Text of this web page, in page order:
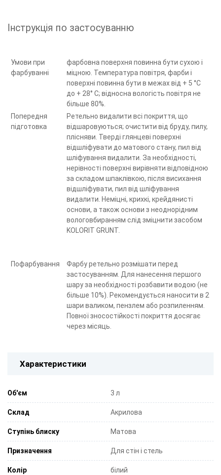
Інструкція по застосуванню
Умови при
фарбуванні
фарбовна поверхня повинна бути сухою і
міцною. Температура повітря, фарби і
поверхні повинна бути в межах від + 5 °С
до + 28° С; відносна вологість повітря не
більше 80%.
Попередня
підготовка
Ретельно видалити всі покриття, що
відшаровуються; очистити від бруду, пилу,
плісняви. Тверді глянцеві поверхні
відшліфувати до матового стану, пил від
шліфування видалити. За необхідності,
нерівності поверхні вирівняти відповідною
за складом шпаклівкою, після висихання
відшліфувати, пил від шліфування
видалити. Неміцні, крихкі, крейдянисті
основи, а також основи з неоднорідним
вологовбиранням слід зміцнити засобом
KOLORIT GRUNT.
Пофарбування
Фарбу ретельно розмішати перед
застосуванням. Для нанесення першого
шару за необхідності розбавити водою (не
більше 10%). Рекомендується наносити в 2
шари валиком, пензлем або розпиленням.
Повної зносостійкості покриття досягає
через місяць.
Характеристики
Об'єм 3 л
Склад Акрилова
Ступінь блиску Матова
Призначення Для стін і стель
Колір білий